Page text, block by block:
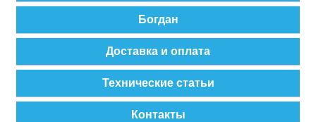
Богдан
Доставка и оплата
Технические статьи
Контакты